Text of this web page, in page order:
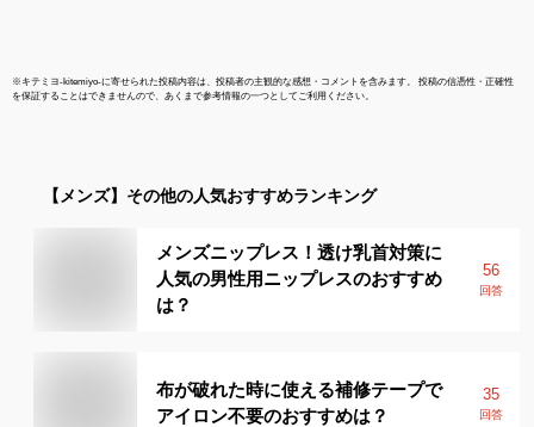
※キテミヨ-kitemiyo-に寄せられた投稿内容は、投稿者の主観的な感想・コメントを含みます。 投稿の信憑性・正確性
を保証することはできませんので、あくまで参考情報の一つとしてご利用ください。
【メンズ】 その他の人気おすすめランキング
メンズニップレス！透け乳首対策に
人気の男性用ニップレスのおすすめ
は？
56
回答
布が破れた時に使える補修テープで
アイロン不要のおすすめは？
35
回答